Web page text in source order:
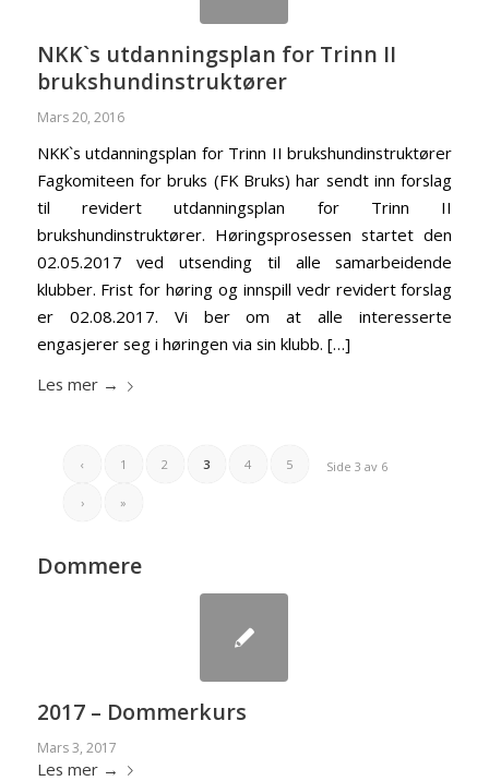
NKK`s utdanningsplan for Trinn II
brukshundinstruktører
Mars 20, 2016
NKK`s utdanningsplan for Trinn II brukshundinstruktører
Fagkomiteen for bruks (FK Bruks) har sendt inn forslag
til revidert utdanningsplan for Trinn II
brukshundinstruktører. Høringsprosessen startet den
02.05.2017 ved utsending til alle samarbeidende
klubber. Frist for høring og innspill vedr revidert forslag
er 02.08.2017. Vi ber om at alle interesserte
engasjerer seg i høringen via sin klubb. […]
Les mer→
Side 3 av 6
‹ 1 2 3 4 5
› »
Dommere
2017 – Dommerkurs
Mars 3, 2017
Les mer→